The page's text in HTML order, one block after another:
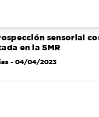
sensorial
en la SMR
- 04/04/2023